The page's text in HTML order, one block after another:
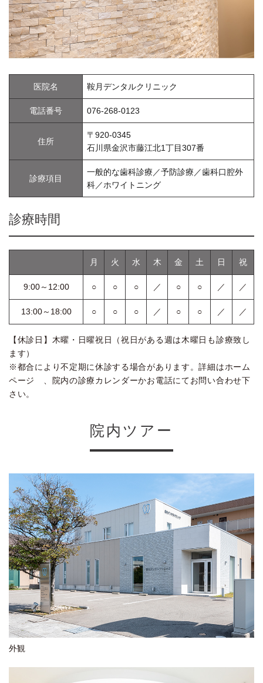
医院名 鞍月デンタルクリニック
電話番号 076-268-0123
住所
〒920-0345
石川県金沢市藤江北1丁目307番
診療項目
一般的な歯科診療／予防診療／歯科口腔外
科／ホワイトニング
診療時間
月 火 水 木 金 土 日 祝
9:00～12:00 ○ ○ ○ ／ ○ ○ ／ ／
13:00～18:00 ○ ○ ○ ／ ○ ○ ／ ／
【休診日】木曜・日曜祝日（祝日がある週は木曜日も診療致し
ます）
※都合により不定期に休診する場合があります。詳細はホーム
ページ 、院内の診療カレンダーかお電話にてお問い合わせ下
さい。
院内ツアー
外観